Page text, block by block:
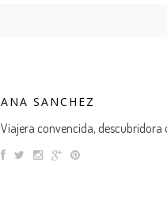
ANA SANCHEZ
Viajera convencida, descubridora